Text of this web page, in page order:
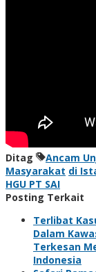
Ditag Ancam
Masyarakat di
HGU PT SAI
Posting Terkait
Terlibat
Dalam
Terkesan
Indonesia